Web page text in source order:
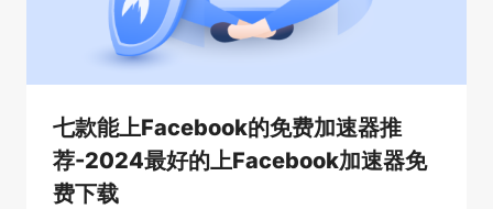
七款能上Facebook的免费加速器推
荐-2024最好的上Facebook加速器免
费下载